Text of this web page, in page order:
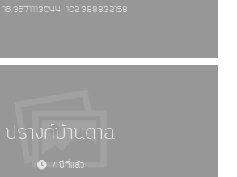
16.3571113044, 102.388832158
ปรางค์บ้านตาล
7 ปีที่แล้ว